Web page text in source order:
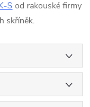
S od rakouské firmy
skříněk.